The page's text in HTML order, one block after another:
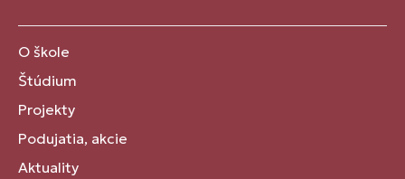
O škole
Štúdium
Projekty
Podujatia, akcie
Aktuality